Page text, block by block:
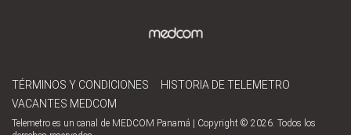
TÉRMINOS Y CONDICIONES
HISTORIA DE TELEMETRO
VACANTES MEDCOM
Telemetro es un canal de MEDCOM Panamá | Copyright © 2026. Todos los